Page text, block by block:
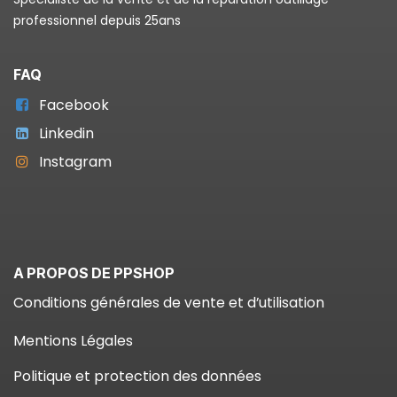
professionnel depuis 25ans
FAQ
Facebook
Linkedin
Instagram
A PROPOS DE PPSHOP
Conditions générales de vente et d’utilisation
Mentions Légales
Politique et protection des données